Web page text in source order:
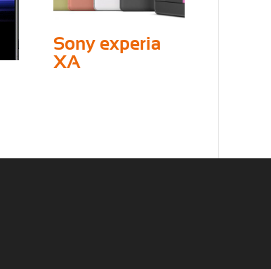
Sony experia
XA